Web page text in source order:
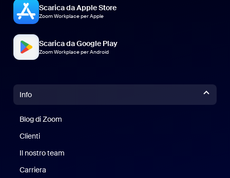
Scarica da Apple Store
Zoom Workplace per Apple
Scarica da Google Play
Zoom Workplace per Android
Info
Blog di Zoom
Clienti
Il nostro team
Carriera